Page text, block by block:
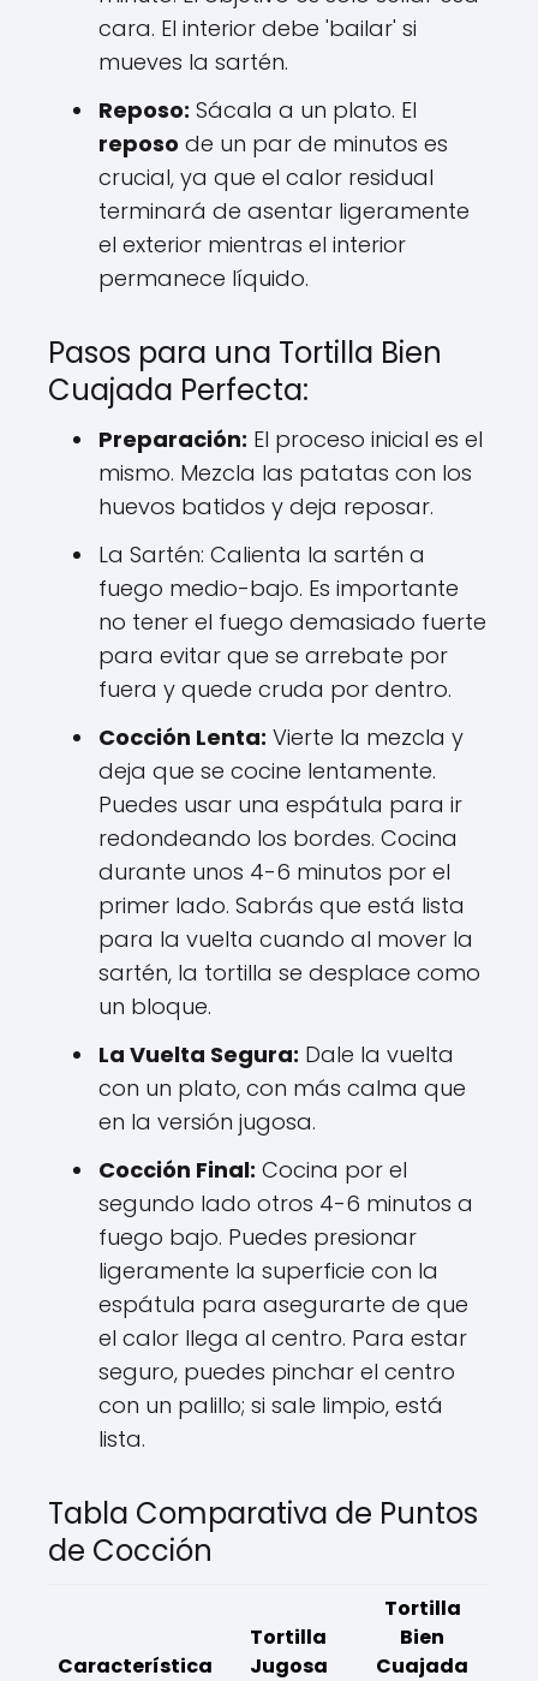
cara. El interior debe 'bailar' si
mueves la sartén.
Reposo: Sácala a un plato. El
reposo de un par de minutos es
crucial, ya que el calor residual
terminará de asentar ligeramente
el exterior mientras el interior
permanece líquido.
Pasos para una Tortilla Bien
Cuajada Perfecta:
Preparación: El proceso inicial es el
mismo. Mezcla las patatas con los
huevos batidos y deja reposar.
La Sartén: Calienta la sartén a
fuego medio-bajo. Es importante
no tener el fuego demasiado fuerte
para evitar que se arrebate por
fuera y quede cruda por dentro.
Cocción Lenta: Vierte la mezcla y
deja que se cocine lentamente.
Puedes usar una espátula para ir
redondeando los bordes. Cocina
durante unos 4-6 minutos por el
primer lado. Sabrás que está lista
para la vuelta cuando al mover la
sartén, la tortilla se desplace como
un bloque.
La Vuelta Segura: Dale la vuelta
con un plato, con más calma que
en la versión jugosa.
Cocción Final: Cocina por el
segundo lado otros 4-6 minutos a
fuego bajo. Puedes presionar
ligeramente la superficie con la
espátula para asegurarte de que
el calor llega al centro. Para estar
seguro, puedes pinchar el centro
con un palillo; si sale limpio, está
lista.
Tabla Comparativa de Puntos
de Cocción
Característica
Tortilla
Jugosa
Tortilla
Bien
Cuajada